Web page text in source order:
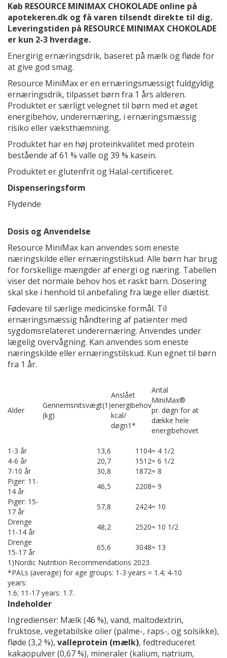
Køb RESOURCE MINIMAX CHOKOLADE online på
apotekeren.dk og få varen tilsendt direkte til dig.
Leveringstiden på RESOURCE MINIMAX CHOKOLADE
er kun 2-3 hverdage.
Energirig ernæringsdrik, baseret på mælk og fløde for
at give god smag.
Resource MiniMax er en ernæringsmæssigt fuldgyldig
ernæringsdrik, tilpasset børn fra 1 års alderen.
Produktet er særligt velegnet til børn med et øget
energibehov, underernæring, i ernæringsmæssig
risiko eller væksthæmning.
Produktet har en høj proteinkvalitet med protein
bestående af 61 % valle og 39 % kasein.
Produktet er glutenfrit og Halal-certificeret.
Dispenseringsform
Flydende
Dosis og Anvendelse
Resource MiniMax kan anvendes som eneste
næringskilde eller ernæringstilskud. Alle børn har brug
for forskellige mængder af energi og næring. Tabellen
viser det normale behov hos et raskt barn. Dosering
skal ske i henhold til anbefaling fra læge eller diætist.
Fødevare til særlige medicinske formål. Til
ernæringsmæssig håndtering af patienter med
sygdomsrelateret underernæring. Anvendes under
lægelig overvågning. Kan anvendes som eneste
næringskilde eller ernæringstilskud. Kun egnet til børn
fra 1 år.
Alder
Gennemsnitsvægt(1)
(kg)
Anslået
energibehov
kcal/
døgn1*
Antal
MiniMax®
pr. døgn for at
dække hele
energibehovet
1-3 år 13,6 1104≈ 4 1/2
4-6 år
20,7 1512≈ 6 1/2
7-10 år
30,8 1872≈ 8
Piger: 11-
14 år
46,5 2208≈ 9
Piger: 15-
17 år
57,8 2424≈ 10
Drenge
11-14 år
48,2 2520≈ 10 1/2
Drenge
15-17 år
65,6 3048≈ 13
1)Nordic Nutrition Recommendations 2023.
*PALs (average) for age groups: 1-3 years = 1.4; 4-10
years:
1.6; 11-17 years: 1.7.
Indeholder
Ingredienser: Mælk (46 %), vand, maltodextrin,
fruktose, vegetabilske olier (palme-, raps-, og solsikke),
fløde (3,2 %), valleprotein (mælk), fedtreduceret
kakaopulver (0,67 %), mineraler (kalium, natrium,